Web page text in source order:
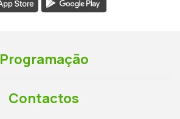
Programação
Contactos